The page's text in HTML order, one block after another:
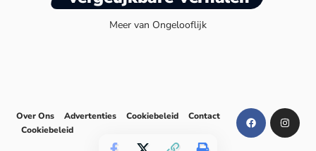
Meer van Ongelooflijk
Over Ons Advertenties Cookiebeleid
Contact
Cookiebeleid